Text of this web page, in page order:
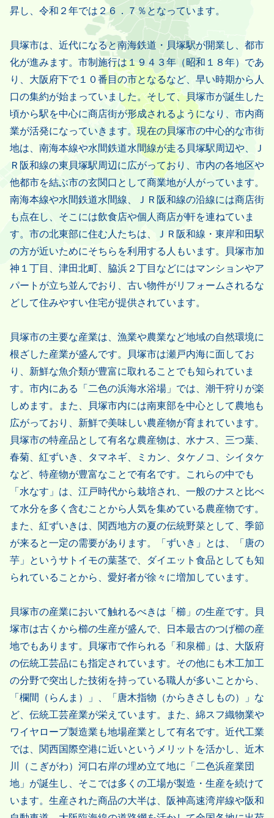
昇し、令和２年では２６．７％となっています。
貝塚市は、近代になると南海鉄道・貝塚駅が開業し、都市
化が進みます。市制施行は１９４３年（昭和１８年）であ
り、大阪府下で１０番目の市となるなど、早い時期から人
口の集約が始まっていました。そして、貝塚市が誕生した
頃から駅を中心に商店街が形成されるようになり、市内商
業が活発になっていきます。現在の貝塚市の中心的な市街
地は、南海本線や水間鉄道水間線が走る貝塚駅周辺や、Ｊ
Ｒ阪和線の東貝塚駅周辺に広がっており、市内の各地区や
他都市を結ぶ市の玄関口として商業地が人がっています。
南海本線や水間鉄道水間線、ＪＲ阪和線の沿線には商店街
も点在し、そこには飲食店や個人商店が軒を連ねていま
す。市の北東部に住む人たちは、ＪＲ阪和線・東岸和田駅
の方が近いためにそちらを利用する人もいます。貝塚市加
神１丁目、津田北町、脇浜２丁目などにはマンションやア
パートが立ち並んでおり、古い物件がリフォームされるな
どして住みやすい住宅が提供されています。
貝塚市の主要な産業は、漁業や農業など地域の自然環境に
根ざした産業が盛んです。貝塚市は瀬戸内海に面してお
り、新鮮な魚介類が豊富に取れることでも知られていま
す。市内にある「二色の浜海水浴場」では、潮干狩りが楽
しめます。また、貝塚市内には南東部を中心として農地も
広がっており、新鮮で美味しい農産物が育まれています。
貝塚市の特産品として有名な農産物は、水ナス、三つ葉、
春菊、紅ずいき、タマネギ、ミカン、タケノコ、シイタケ
など、特産物が豊富なことで有名です。これらの中でも
「水なす」は、江戸時代から栽培され、一般のナスと比べ
て水分を多く含むことから人気を集めている農産物です。
また、紅ずいきは、関西地方の夏の伝統野菜として、季節
が来ると一定の需要があります。「ずいき」とは、「唐の
芋」というサトイモの葉茎で、ダイエット食品としても知
られていることから、愛好者が徐々に増加しています。
貝塚市の産業において触れるべきは「櫛」の生産です。貝
塚市は古くから櫛の生産が盛んで、日本最古のつげ櫛の産
地でもあります。貝塚市で作られる「和泉櫛」は、大阪府
の伝統工芸品にも指定されています。その他にも木工加工
の分野で突出した技術を持っている職人が多いことから、
「欄間（らんま）」、「唐木指物（からきさしもの）」な
ど、伝統工芸産業が栄えています。また、綿スフ織物業や
ワイヤロープ製造業も地場産業として有名です。近代工業
では、関西国際空港に近いというメリットを活かし、近木
川（こぎがわ）河口右岸の埋め立て地に「二色浜産業団
地」が誕生し、そこでは多くの工場が製造・生産を続けて
います。生産された商品の大半は、阪神高速湾岸線や阪和